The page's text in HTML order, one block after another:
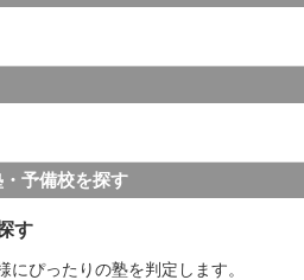
予備校を探す
す
ぴったりの塾を判定します。